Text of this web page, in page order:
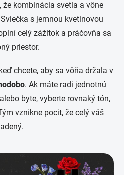
kombinácia svetla a vône
s jemnou kvetinovou
celý zážitok a práčovňa sa
priestor.
chcete, aby sa vôňa držala v
. Ak máte radi jednotnú
byte, vyberte rovnaký tón,
vznikne pocit, že celý váš